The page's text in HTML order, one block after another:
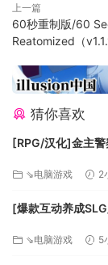
行协调，从而在
狂暴的战斗包括
解锁，进而模仿
性。通过动态前
真实世
使用最新版本的
上一篇
60秒重制版/60
Reatomized（
猜你喜欢
[RPG/汉化]金主
⇘电脑游戏 2
[爆款互动养成
rev.2 官方中文步
⇘电脑游戏 5